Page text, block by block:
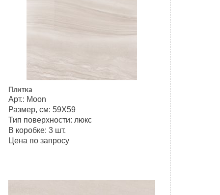
Плитка
Арт.: Moon
Размер, см: 59Х59
Тип поверхности: люкс
В коробке: 3 шт.
Цена по запросу